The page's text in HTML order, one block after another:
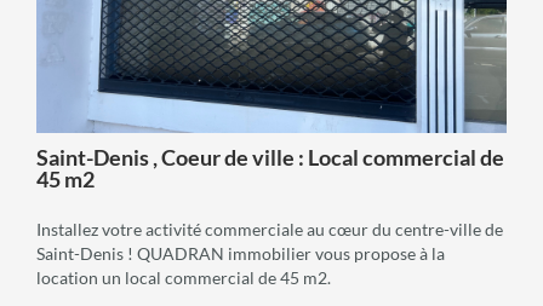
Saint-Denis , Coeur de ville : Local commercial de
45 m2
Installez votre activité commerciale au cœur du centre-ville de
Saint-Denis ! QUADRAN immobilier vous propose à la
location un local commercial de 45 m2.